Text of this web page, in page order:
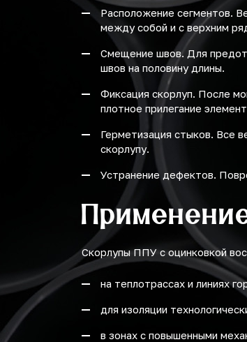
Расположение сегментов.
между собой и с верхним
Смещение швов. Для
швов на половину длины.
Фиксация скорлуп. После
плотное прилегание
Герметизация стыков. Все
скорлупу.
Устранение дефектов.
Скорлупы ППУ с оцинковкой
на теплотрассах и линиях
для изоляции
в зонах с повышенными